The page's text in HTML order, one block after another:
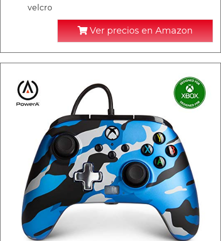
velcro
Ver precios en Amazon